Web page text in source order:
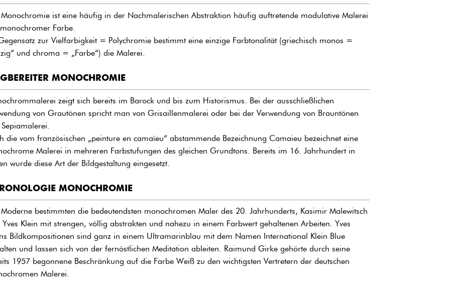
ist eine häufig in der Nachmalerischen Abstraktion häufig auftretende modulative Malerei
Farbe.
zur Vielfarbigkeit = Polychromie bestimmt eine einzige Farbtonalität (griechisch monos =
und chroma = „Farbe“) die Malerei.
MONOCHROMIE
zeigt sich bereits im Barock und bis zum Historismus. Bei der ausschließlichen
von Grautönen spricht man von Grisaillenmalerei oder bei der Verwendung von Brauntönen
die vom französischen „peinture en camaïeu“ abstammende Bezeichnung Camaieu bezeichnet eine
Malerei in mehreren Farbstufungen des gleichen Grundtons. Bereits im 16. Jahrhundert in
wurde diese Art der Bildgestaltung eingesetzt.
MONOCHROMIE
bestimmten die bedeutendsten monochromen Maler des 20. Jahrhunderts, Kasimir Malewitsch
Yves Klein mit strengen, völlig abstrakten und nahezu in einem Farbwert gehaltenen Arbeiten. Yves
Bildkompositionen sind ganz in einem Ultramarinblau mit dem Namen International Klein Blue
und lassen sich von der fernöstlichen Meditation ableiten. Raimund Girke gehörte durch seine
1957 begonnene Beschränkung auf die Farbe Weiß zu den wichtigsten Vertretern der deutschen
Malerei.